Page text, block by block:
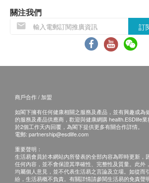
報告
進行體態檢查後，一般情況下，需大
天跟進檢查報告，工作天不包括星期
時, 星期六日及公眾假期休息
郵寄報告
a.本地平郵$15郵費；掛號收取$30郵
b.國內或澳門收取$100郵費；
c.海外收取$200郵費
關注我們
訂
商戶合作 / 加盟
如閣下擁有任何健康相關之服務及產品，並有興趣成為
的服務及產品供應商，歡迎與健康網購 health.ESDlife
於2個工作天內回覆，為閣下提供更多有關合作詳情。
電郵: partnership@esdlife.com
重要聲明：
生活易會員於本網站內所發表的全部內容為即時更新，
任何內容，並不會保證其準確性、完整性及質量。此外
均屬個人意見，並不代表生活易之言論及立場。如從而
紛，生活易概不負責。有關詳情請參閱生活易的免責聲明